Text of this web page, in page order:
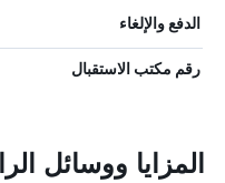
الدفع والإلغاء
رقم مكتب الاستقبال
المزايا ووسائل